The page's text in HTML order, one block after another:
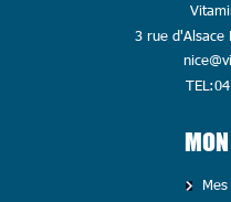
3 rue d'Alsace